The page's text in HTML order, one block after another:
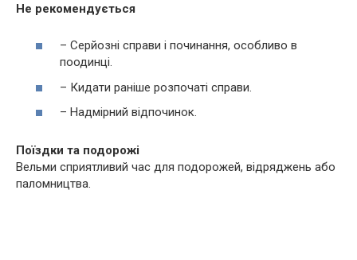
Не рекомендується
– Серйозні справи і починання, особливо в
поодинці.
– Кидати раніше розпочаті справи.
– Надмірний відпочинок.
Поїздки та подорожі
Вельми сприятливий час для подорожей, відряджень або
паломництва.